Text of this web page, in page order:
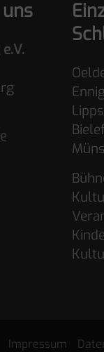
Impressum